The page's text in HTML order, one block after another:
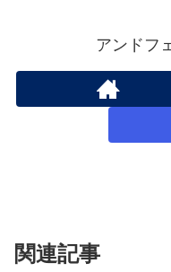
アンドフ
関連記事